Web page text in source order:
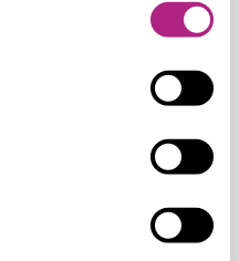
volta il Report